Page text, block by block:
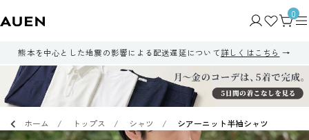
0
熊本を中心とした地震の影響による配送遅延について詳しくはこちら
ホーム トップス シャツ シアーニット半袖シャツ